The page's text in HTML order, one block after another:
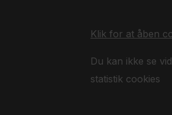
Klik for at åben
Du kan ikke se
statistik cookies